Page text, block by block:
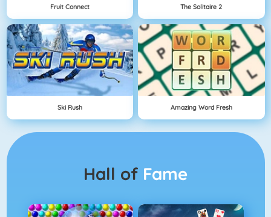
Fruit Connect The Solitaire 2
Ski Rush Amazing Word Fresh
Hall of Fame